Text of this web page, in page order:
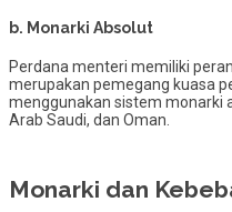
b. Monarki Absolut
Perdana menteri memiliki
merupakan pemegang kuasa
menggunakan sistem monarki
Arab Saudi, dan Oman.
Monarki dan